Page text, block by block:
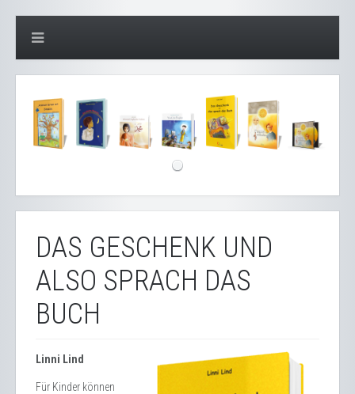
DAS GESCHENK UND
ALSO SPRACH DAS
BUCH
Linni Lind
Für Kinder können